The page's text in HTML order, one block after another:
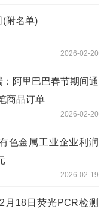
(附名单)
2026-02-20
：阿里巴巴春节期间通
商品订单
2026-02-20
色金属工业企业利润
2026-02-19
月18日荧光PCR检测